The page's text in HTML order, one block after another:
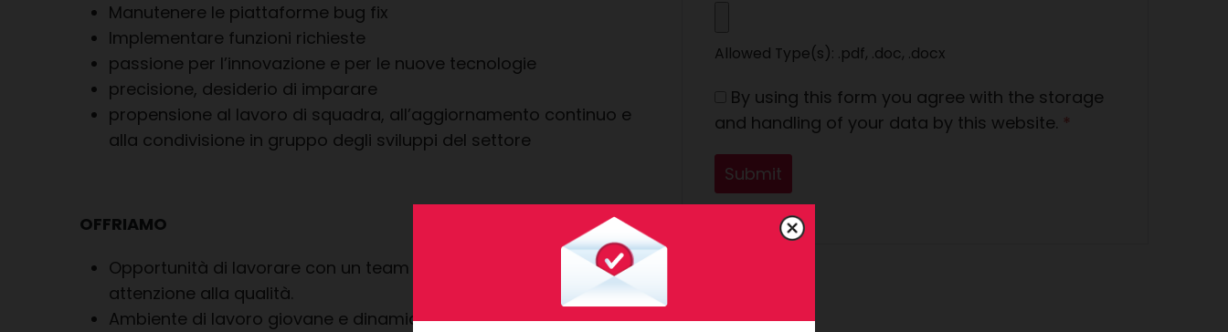
Manutenere le piattaforme bug fix
Implementare funzioni richieste
passione per l’innovazione e per le nuove tecnologie
precisione, desiderio di imparare
propensione al lavoro di squadra, all’aggiornamento continuo e
alla condivisione in gruppo degli sviluppi del settore
OFFRIAMO
Opportunità di lavorare con un team di esperti di grande
attenzione alla qualità.
Ambiente di lavoro giovane e dinamico, basato sui principi di
Allowed Type(s): .pdf, .doc, .docx
By using this form you agree with the storage
and handling of your data by this website. *